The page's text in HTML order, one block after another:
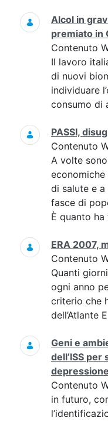
Alcol in
premiato in
Contenuto
Il lavoro
di nuovi
individuare
consumo di
PASSI,
Contenuto
A volte
di salute e
fasce di
È quanto
ERA 2007,
Contenuto
Quanti
ogni anno
criterio che
dell’Atlante
Geni e
dell’ISS
depressione
Contenuto
in futuro,